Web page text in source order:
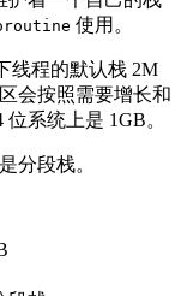
使用。
线程的默认栈 2M
会按照需要增长和
系统上是 1GB。
分段栈。